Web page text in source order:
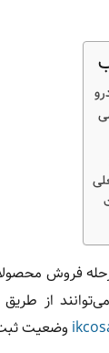
فروش
از
وضعیت